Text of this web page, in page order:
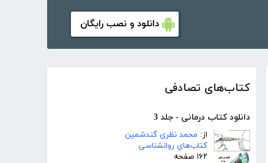
دانلود و نصب رایگان
کتاب‌های تصادفی
دانلود کتاب درمانی - جلد 3
از: محمد نظری گندشمین
کتاب‌های روانشناسی
۱۶۲ صفحه